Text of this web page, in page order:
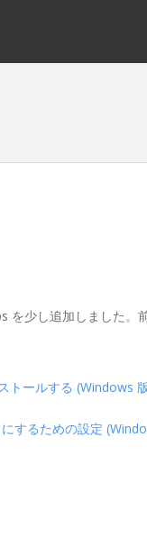
を少し追加しました。
トールする (Windows
するための設定